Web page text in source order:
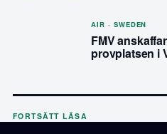
AIR · SWEDEN
FMV
provplatsen i
FORTSÄTT LÄSA